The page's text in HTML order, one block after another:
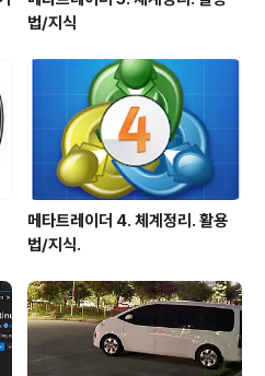
법/지식
메타트레이더 4. 체계정리. 활용
법/지식.